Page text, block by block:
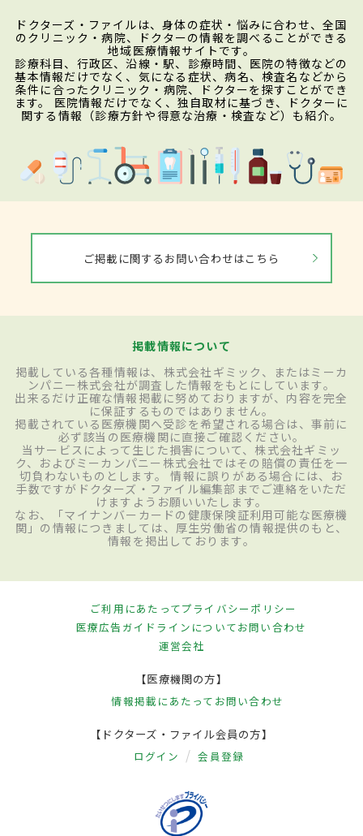
ドクターズ・ファイルは、身体の症状・悩みに合わせ、全国
のクリニック・病院、ドクターの情報を調べることができる
地域医療情報サイトです。
診療科目、行政区、沿線・駅、診療時間、医院の特徴などの
基本情報だけでなく、気になる症状、病名、検査名などから
条件に合ったクリニック・病院、ドクターを探すことができ
ます。 医院情報だけでなく、独自取材に基づき、ドクターに
関する情報（診療方針や得意な治療・検査など）も紹介。
ご掲載に関するお問い合わせはこちら
掲載情報について
掲載している各種情報は、株式会社ギミック、またはミーカ
ンパニー株式会社が調査した情報をもとにしています。
出来るだけ正確な情報掲載に努めておりますが、内容を完全
に保証するものではありません。
掲載されている医療機関へ受診を希望される場合は、事前に
必ず該当の医療機関に直接ご確認ください。
当サービスによって生じた損害について、株式会社ギミッ
ク、およびミーカンパニー株式会社ではその賠償の責任を一
切負わないものとします。 情報に誤りがある場合には、お
手数ですがドクターズ・ファイル編集部までご連絡をいただ
けますようお願いいたします。
なお、「マイナンバーカードの健康保険証利用可能な医療機
関」の情報につきましては、厚生労働省の情報提供のもと、
情報を掲出しております。
ご利用にあたってプライバシーポリシー
医療広告ガイドラインについてお問い合わせ
運営会社
【医療機関の方】
情報掲載にあたって お問い合わせ
【ドクターズ・ファイル会員の方】
ログイン 会員登録